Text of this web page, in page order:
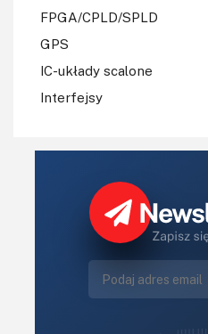
FPGA/CPLD/SPLD
GPS
IC-układy scalone
Interfejsy
Koła Naukowe
LED/LCD/OLED
Mechatronika